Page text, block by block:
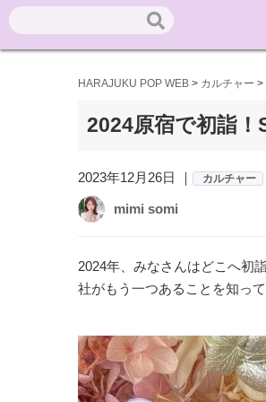
HARAJUKU POP WEB > カルチャー >
2024原宿で初詣！
2023年12月26日 ｜ カルチャー
mimi somi
2024年、みなさんはどこへ初
社がもう一つあることを知っ